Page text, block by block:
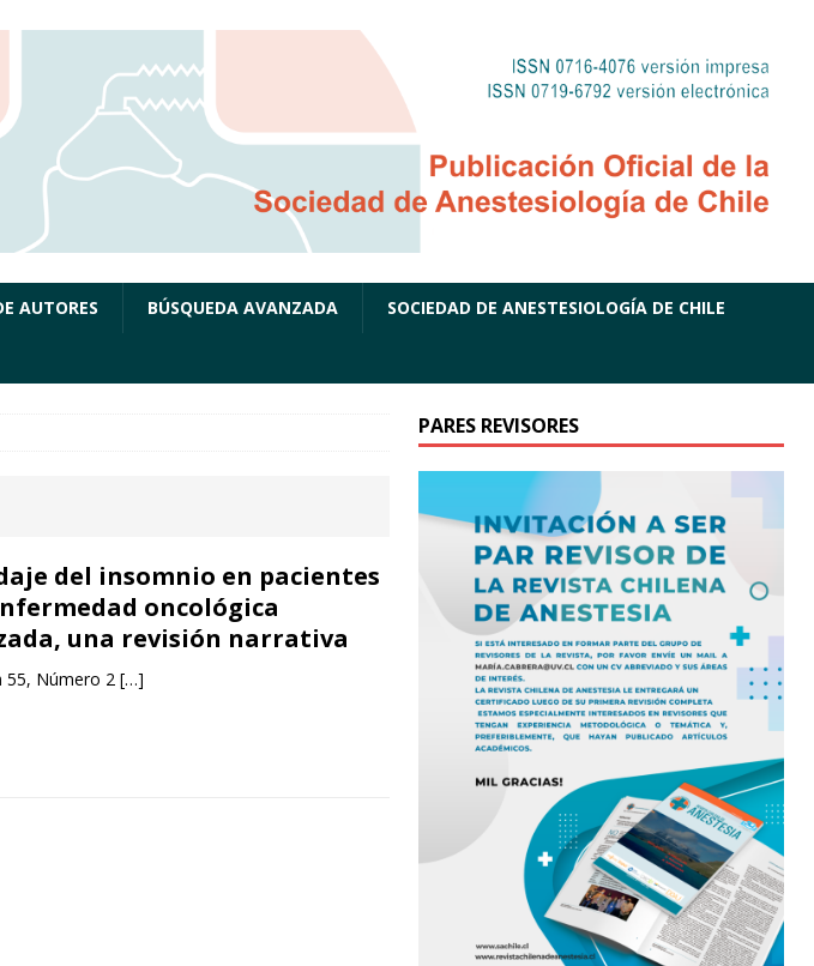
AUTORES BÚSQUEDA AVANZADA SOCIEDAD DE ANESTESIOLOGÍA DE CHILE
del insomnio en pacientes
oncológica
una revisión narrativa
55, Número 2 […]
PARES REVISORES